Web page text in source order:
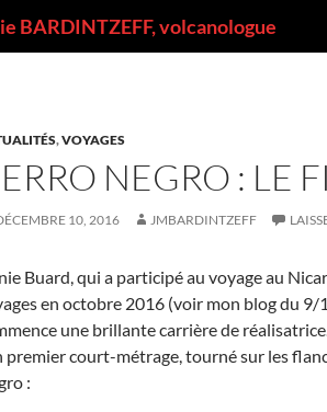
BARDINTZEFF, volcanologue
,VOYAGES
NEGRO : LE
10, 2016 JMBARDINTZEFF
Buard, qui a participé au voyage au
en octobre 2016 (voir mon blog du 9/
une brillante carrière de
premier court-métrage, tourné sur les
: